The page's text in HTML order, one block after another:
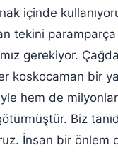
içinde
tekini
gerekiyor.
koskocaman bir
hem de
Biz
İnsan bir önlem